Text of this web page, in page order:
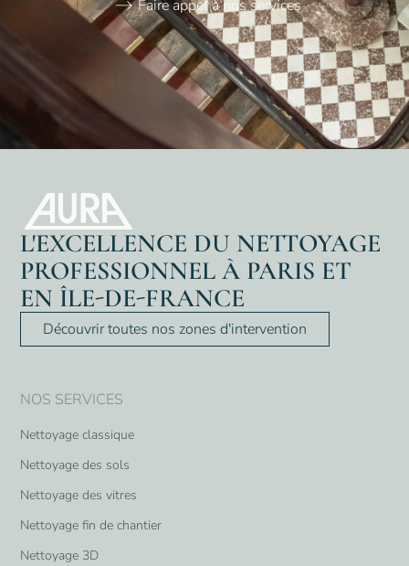
Faire appel à nos services
L'EXCELLENCE DU NETTOYAGE
PROFESSIONNEL À PARIS ET
EN ÎLE-DE-FRANCE
Découvrir toutes nos zones d'intervention
NOS SERVICES
Nettoyage classique
Nettoyage des sols
Nettoyage des vitres
Nettoyage fin de chantier
Nettoyage 3D